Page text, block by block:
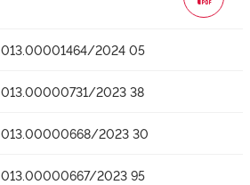
013.00001464/2024 05
013.00000731/2023 38
013.00000668/2023 30
013.00000667/2023 95